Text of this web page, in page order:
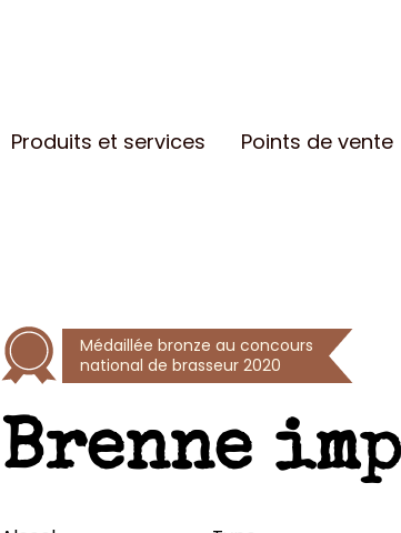
Produits et services Points de vente
Médaillée bronze au concours
national de brasseur 2020
Brenne